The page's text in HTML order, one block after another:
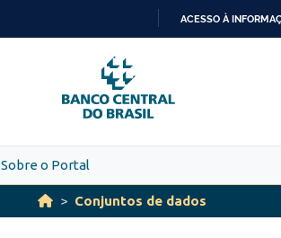
PARA
O
CONTEÚDO
ACESSO À
Sobre o Portal
Conjuntos de dados